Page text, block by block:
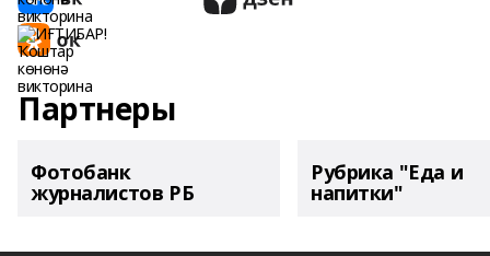
Партнеры
Фотобанк
журналистов РБ
Рубрика "Еда и
напитки"